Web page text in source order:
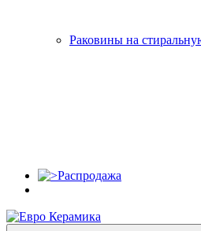
Раковины на
Распродажа